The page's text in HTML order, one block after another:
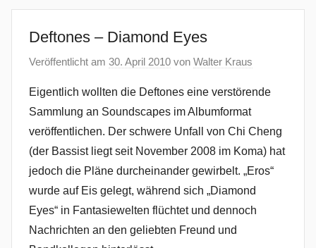
Deftones – Diamond Eyes
Veröffentlicht am 30. April 2010 von Walter Kraus
Eigentlich wollten die Deftones eine verstörende
Sammlung an Soundscapes im Albumformat
veröffentlichen. Der schwere Unfall von Chi Cheng
(der Bassist liegt seit November 2008 im Koma) hat
jedoch die Pläne durcheinander gewirbelt. „Eros“
wurde auf Eis gelegt, während sich „Diamond
Eyes“ in Fantasiewelten flüchtet und dennoch
Nachrichten an den geliebten Freund und